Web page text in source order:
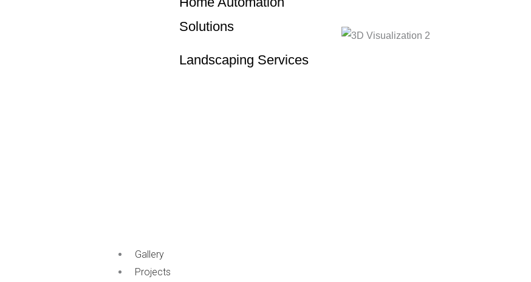
Solutions
Landscaping Services
Gallery
Projects